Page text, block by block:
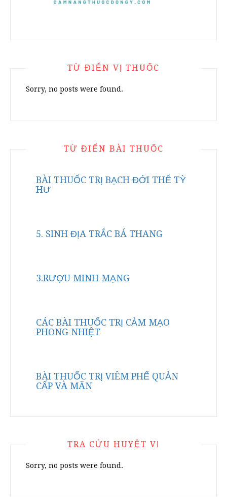
TỪ ĐIỂN VỊ THUỐC
Sorry, no posts were found.
TỪ ĐIỂN BÀI THUỐC
BÀI THUỐC TRỊ BẠCH ĐỚI THỂ TỲ
HƯ
5. SINH ĐỊA TRẮC BÁ THANG
3.RƯỢU MINH MẠNG
CÁC BÀI THUỐC TRỊ CẢM MẠO
PHONG NHIỆT
BÀI THUỐC TRỊ VIÊM PHẾ QUẢN
CẤP VÀ MÃN
TRA CỨU HUYỆT VỊ
Sorry, no posts were found.